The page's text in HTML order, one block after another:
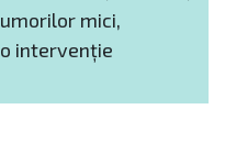
mici,
intervenție